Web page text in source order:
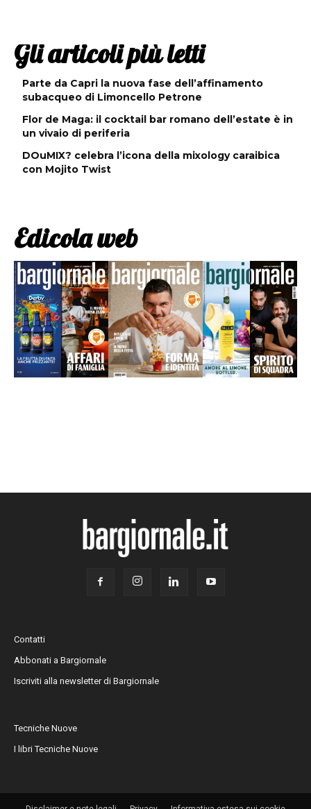
Gli articoli più letti
Parte da Capri la nuova fase dell’affinamento
subacqueo di Limoncello Petrone
Flor de Maga: il cocktail bar romano dell’estate è in
un vivaio di periferia
DOuMIX? celebra l’icona della mixology caraibica
con Mojito Twist
Edicola web
Contatti
Abbonati a Bargiornale
Iscriviti alla newsletter di Bargiornale
Tecniche Nuove
I libri Tecniche Nuove